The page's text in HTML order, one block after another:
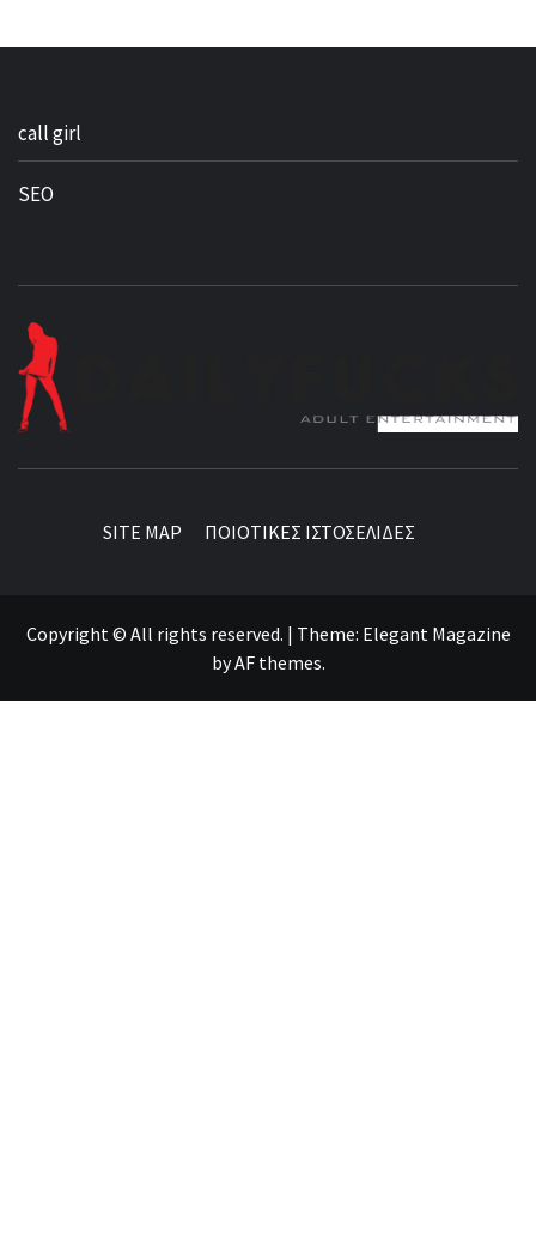
call girl
SEO
SITE MAP ΠΟΙΟΤΙΚΕΣ ΙΣΤΟΣΕΛΙΔΕΣ
Copyright © All rights reserved. | Theme: Elegant Magazine
byAF themes.